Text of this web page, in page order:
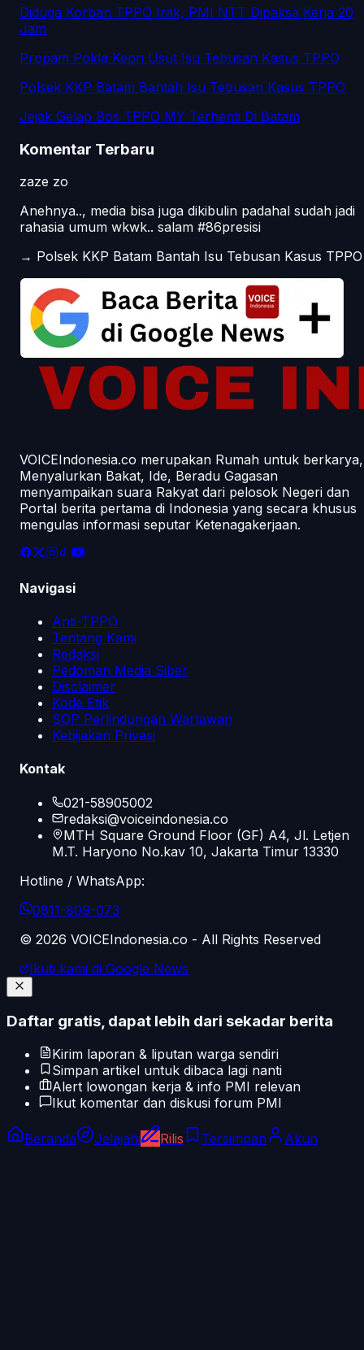
Diduga Korban TPPO Irak, PMI NTT Dipaksa Kerja 20
Jam
Propam Polda Kepri Usut Isu Tebusan Kasus TPPO
Polsek KKP Batam Bantah Isu Tebusan Kasus TPPO
Jejak Gelap Bos TPPO MY Terhenti Di Batam
Komentar Terbaru
zaze zo
Anehnya.., media bisa juga dikibulin padahal sudah jadi
rahasia umum wkwk.. salam #86presisi
→ Polsek KKP Batam Bantah Isu Tebusan Kasus TPPO
VOICEIndonesia.co merupakan Rumah untuk berkarya,
Menyalurkan Bakat, Ide, Beradu Gagasan
menyampaikan suara Rakyat dari pelosok Negeri dan
Portal berita pertama di Indonesia yang secara khusus
mengulas informasi seputar Ketenagakerjaan.
Navigasi
Anti-TPPO
Tentang Kami
Redaksi
Pedoman Media Siber
Disclaimer
Kode Etik
SOP Perlindungan Wartawan
Kebijakan Privasi
Kontak
021-58905002
redaksi@voiceindonesia.co
MTH Square Ground Floor (GF) A4, Jl. Letjen
M.T. Haryono No.kav 10, Jakarta Timur 13330
Hotline / WhatsApp:
0811-809-073
© 2026 VOICEIndonesia.co - All Rights Reserved
Ikuti kami di Google News
Daftar gratis, dapat lebih dari sekadar berita
Kirim laporan & liputan warga sendiri
Simpan artikel untuk dibaca lagi nanti
Alert lowongan kerja & info PMI relevan
Ikut komentar dan diskusi forum PMI
Beranda Jelajahi Rilis Tersimpan Akun